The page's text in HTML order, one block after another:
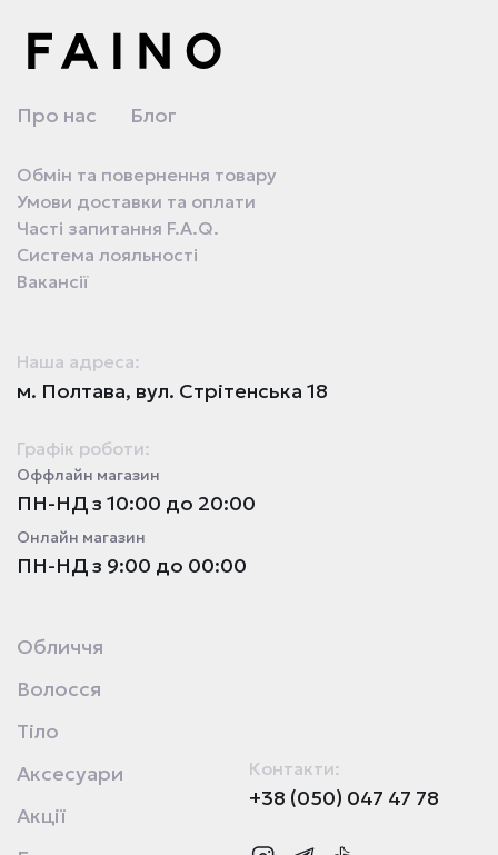
Про нас Блог
Обмін та повернення товару
Умови доставки та оплати
Часті запитання F.A.Q.
Система лояльності
Вакансії
Наша адреса:
м. Полтава, вул. Стрітенська 18
Графік роботи:
Оффлайн магазин
ПН-НД з 10:00 до 20:00
Онлайн магазин
ПН-НД з 9:00 до 00:00
Контакти:
+38 (050) 047 47 78
Обличчя
Волосся
Тіло
Аксесуари
Акції